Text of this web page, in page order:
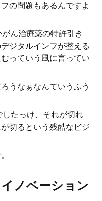
の問題もあるんですよ
ん治療薬の特許引き
ジタルインフが整える
っていう風に言ってい
うなぁなんていうふう
たっけ、それが切れ
切るという残酷なビジ
ノベーション